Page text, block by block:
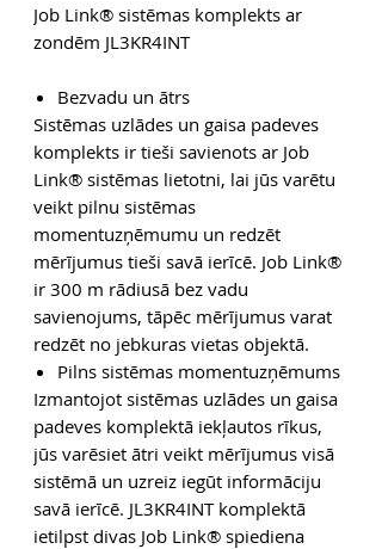
Job Link® sistēmas komplekts ar
zondēm JL3KR4INT
Bezvadu un ātrs
Sistēmas uzlādes un gaisa padeves
komplekts ir tieši savienots ar Job
Link® sistēmas lietotni, lai jūs varētu
veikt pilnu sistēmas
momentuzņēmumu un redzēt
mērījumus tieši savā ierīcē. Job Link®
ir 300 m rādiusā bez vadu
savienojums, tāpēc mērījumus varat
redzēt no jebkuras vietas objektā.
Pilns sistēmas momentuzņēmums
Izmantojot sistēmas uzlādes un gaisa
padeves komplektā iekļautos rīkus,
jūs varēsiet ātri veikt mērījumus visā
sistēmā un uzreiz iegūt informāciju
savā ierīcē. JL3KR4INT komplektā
ietilpst divas Job Link® spiediena